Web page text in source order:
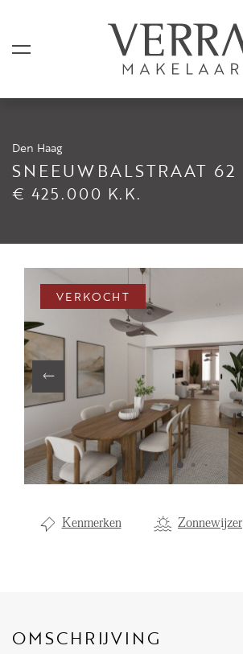
Den Haag
SNEEUWBALSTRAAT 62
€ 425.000 K.K.
VERKOCHT
Kenmerken Zonnewijzer
OMSCHRIJVING
AANBOD
Shortstay
Verkocht
Verhuurd
DIENSTEN
Aanhuur
Aankoop
Beheer
Verhuur
Nieuwbouw
LOCAL LIFE